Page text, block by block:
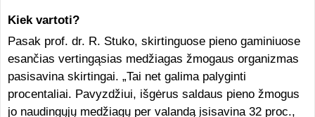
Kiek vartoti?
Pasak prof. dr. R. Stuko, skirtinguose pieno gaminiuose
esančias vertingąsias medžiagas žmogaus organizmas
pasisavina skirtingai. „Tai net galima palyginti
procentaliai. Pavyzdžiui, išgėrus saldaus pieno žmogus
jo naudingųjų medžiagų per valandą įsisavina 32 proc.,